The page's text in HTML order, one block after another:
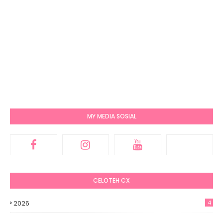
MY MEDIA SOSIAL
CELOTEH CX
2026 4